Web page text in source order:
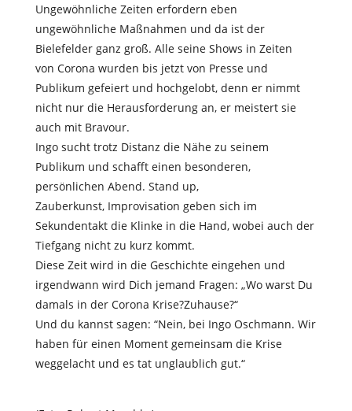
Ungewöhnliche Zeiten erfordern eben
ungewöhnliche Maßnahmen und da ist der
Bielefelder ganz groß. Alle seine Shows in Zeiten
von Corona wurden bis jetzt von Presse und
Publikum gefeiert und hochgelobt, denn er nimmt
nicht nur die Herausforderung an, er meistert sie
auch mit Bravour.
Ingo sucht trotz Distanz die Nähe zu seinem
Publikum und schafft einen besonderen,
persönlichen Abend. Stand up,
Zauberkunst, Improvisation geben sich im
Sekundentakt die Klinke in die Hand, wobei auch der
Tiefgang nicht zu kurz kommt.
Diese Zeit wird in die Geschichte eingehen und
irgendwann wird Dich jemand Fragen: „Wo warst Du
damals in der Corona Krise?Zuhause?“
Und du kannst sagen: “Nein, bei Ingo Oschmann. Wir
haben für einen Moment gemeinsam die Krise
weggelacht und es tat unglaublich gut.“